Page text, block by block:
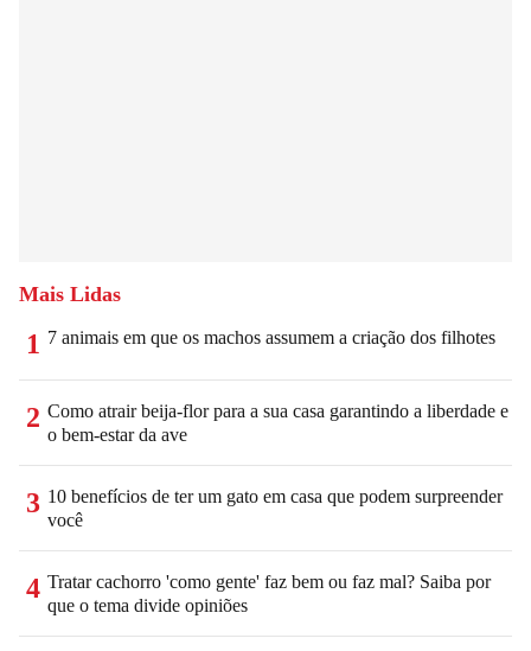
Mais Lidas
1 7 animais em que os machos assumem a criação dos filhotes
2 Como atrair beija-flor para a sua casa garantindo a liberdade e
o bem-estar da ave
3 10 benefícios de ter um gato em casa que podem surpreender
você
4 Tratar cachorro 'como gente' faz bem ou faz mal? Saiba por
que o tema divide opiniões